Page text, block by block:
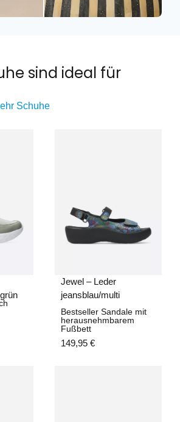
sind ideal für
Schuhe
Jewel – Leder
jeansblau/multi
Bestseller Sandale mit
herausnehmbarem
Fußbett
149,95 €